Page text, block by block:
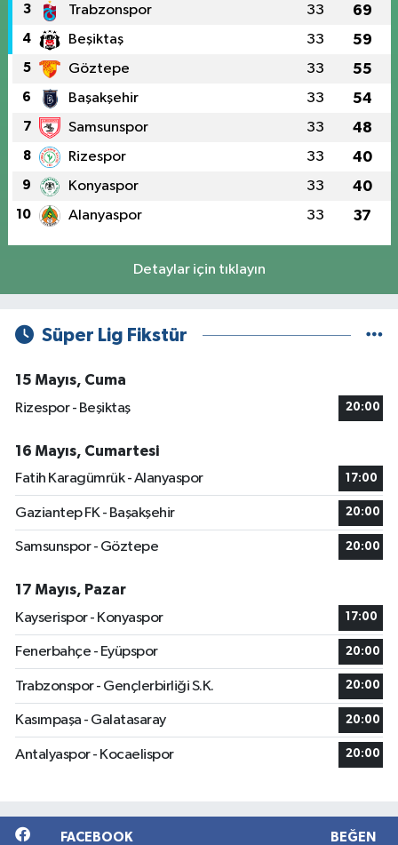
3 Trabzonspor 33 69
4 Beşiktaş 33 59
5 Göztepe 33 55
6 Başakşehir 33 54
7 Samsunspor 33 48
8 Rizespor 33 40
9 Konyaspor 33 40
10 Alanyaspor 33 37
Detaylar için tıklayın
Süper Lig Fikstür
15 Mayıs, Cuma
Rizespor - Beşiktaş
20:00
16 Mayıs, Cumartesi
Fatih Karagümrük - Alanyaspor
17:00
Gaziantep FK - Başakşehir 20:00
Samsunspor - Göztepe 20:00
17 Mayıs, Pazar
Kayserispor - Konyaspor
17:00
Fenerbahçe - Eyüpspor 20:00
Trabzonspor - Gençlerbirliği S.K. 20:00
Kasımpaşa - Galatasaray 20:00
Antalyaspor - Kocaelispor 20:00
FACEBOOK BEĞEN